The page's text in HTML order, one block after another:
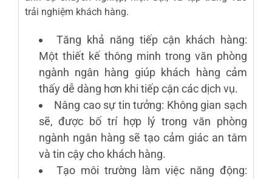
trải nghiệm khách hàng.
Tăng khả năng tiếp cận khách hàng:
Một thiết kế thông minh trong văn phòng
ngành ngân hàng giúp khách hàng cảm
thấy dễ dàng hơn khi tiếp cận các dịch vụ.
Nâng cao sự tin tưởng: Không gian sạch
sẽ, được bố trí hợp lý trong văn phòng
ngành ngân hàng sẽ tạo cảm giác an tâm
và tin cậy cho khách hàng.
Tạo môi trường làm việc năng động: